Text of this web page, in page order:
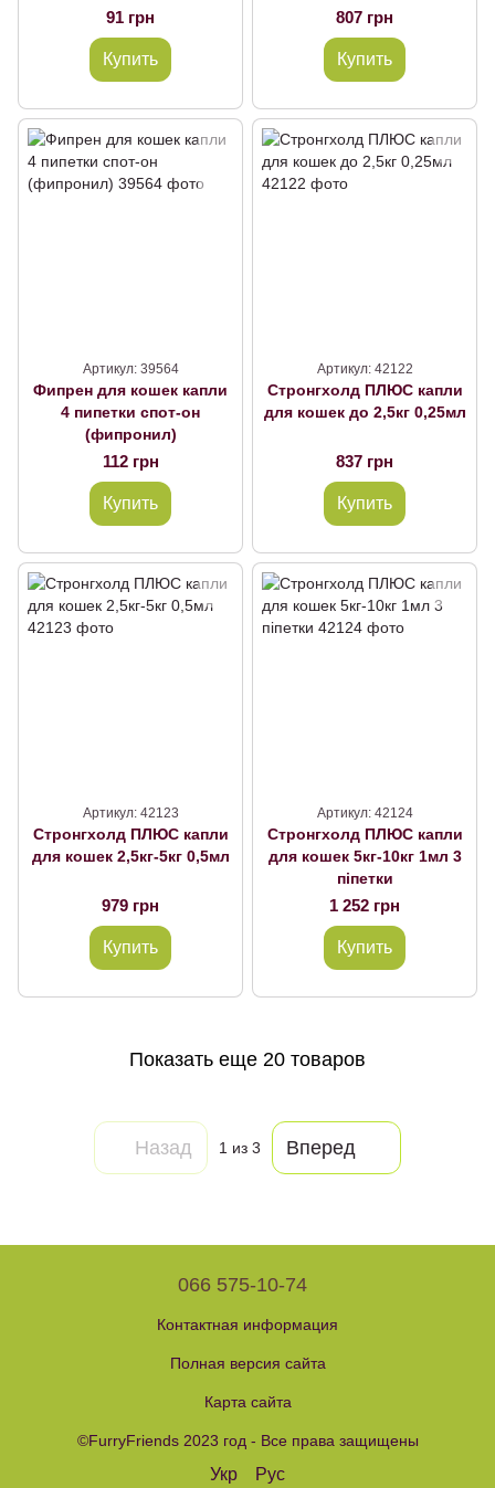
91 грн
Купить
807 грн
Купить
Артикул: 39564
Фипрен для кошек капли
4 пипетки спот-он
(фипронил)
112 грн
Купить
Артикул: 42122
Стронгхолд ПЛЮС капли
для кошек до 2,5кг 0,25мл
837 грн
Купить
Артикул: 42123
Стронгхолд ПЛЮС капли
для кошек 2,5кг-5кг 0,5мл
979 грн
Купить
Артикул: 42124
Стронгхолд ПЛЮС капли
для кошек 5кг-10кг 1мл 3
піпетки
1 252 грн
Купить
Показать еще 20 товаров
Назад 1 из 3 Вперед
066 575-10-74
Контактная информация
Полная версия сайта
Карта сайта
©FurryFriends 2023 год - Все права защищены
Укр Рус